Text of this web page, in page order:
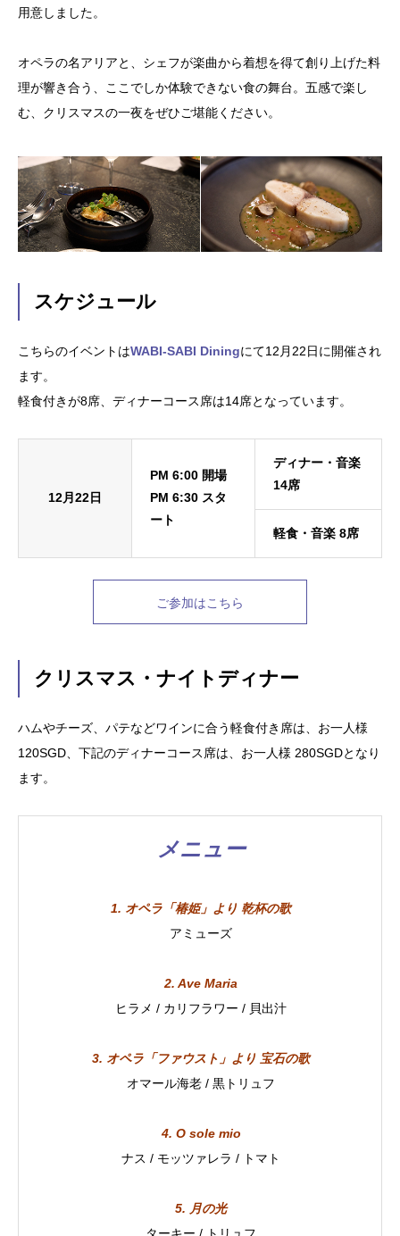
用意しました。
オペラの名アリアと、シェフが楽曲から着想を得て創り上げた料
理が響き合う、ここでしか体験できない食の舞台。五感で楽し
む、クリスマスの一夜をぜひご堪能ください。
スケジュール
こちらのイベントはWABI-SABI Diningにて12月22日に開催され
ます。
軽食付きが8席、ディナーコース席は14席となっています。
12月22日
PM 6:00 開場
PM 6:30 スタ
ート
ディナー・音楽
14席
軽食・音楽 8席
ご参加はこちら
クリスマス・ナイトディナー
ハムやチーズ、パテなどワインに合う軽食付き席は、お一人様
120SGD、下記のディナーコース席は、お一人様 280SGDとなり
ます。
メニュー
1. オペラ「椿姫」より 乾杯の歌
アミューズ
2. Ave Maria
ヒラメ / カリフラワー / 貝出汁
3. オペラ「ファウスト」より 宝石の歌
オマール海老 / 黒トリュフ
4. O sole mio
ナス / モッツァレラ / トマト
5. 月の光
ターキー / トリュフ